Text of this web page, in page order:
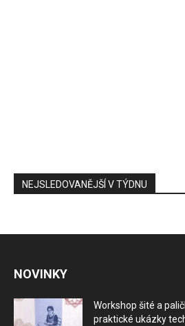
NEJSLEDOVANĚJŠÍ V TÝDNU
NOVINKY
Workshop šité a
praktické ukázky